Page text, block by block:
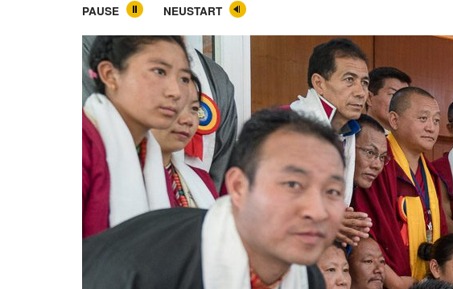
PAUSE NEUSTART